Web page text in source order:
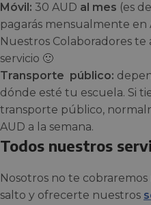
Móvil: 30 AUD al mes (es
pagarás mensualmente en
Nuestros Colaboradores te
servicio 🙂
Transporte público:
dónde esté tu escuela. Si
transporte público,
AUD a la semana.
Todos nuestros
Nosotros no te
salto y ofrecerte nuestros